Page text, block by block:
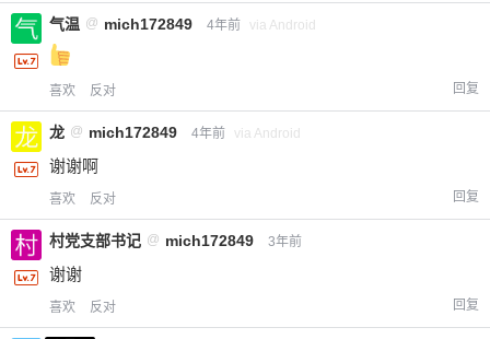
气温 @ mich172849 4年前 via Android
喜欢 反对 回复
龙 @ mich172849 4年前 via Android
谢谢啊
喜欢 反对 回复
村党支部书记 @ mich172849 3年前
谢谢
喜欢 反对 回复
忘记密码？